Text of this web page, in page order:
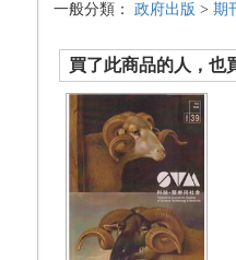
一般分類： 政府出版 > 期
買了此商品的人，也